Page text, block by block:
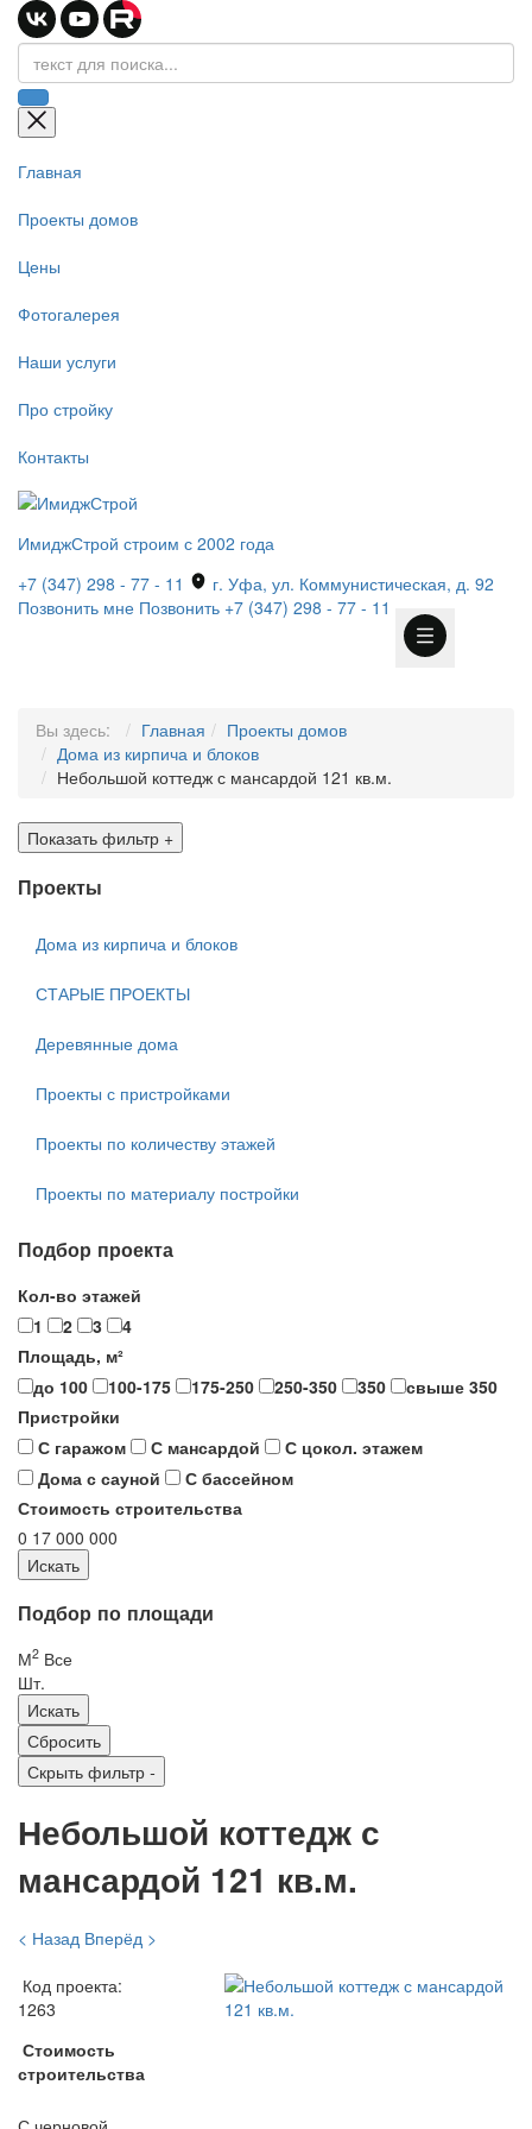
Главная
Проекты домов
Цены
Фотогалерея
Наши услуги
Про стройку
Контакты
ИмиджСтрой строим с 2002 года
+7 (347) 298 - 77 - 11
г. Уфа, ул. Коммунистическая, д. 92
Позвонить мне Позвонить +7 (347) 298 - 77 - 11
Вы здесь: Главная
Проекты домов
Дома из кирпича и блоков
Небольшой коттедж с мансардой 121 кв.м.
Показать фильтр +
Проекты
Дома из кирпича и блоков
СТАРЫЕ ПРОЕКТЫ
Деревянные дома
Проекты с пристройками
Проекты по количеству этажей
Проекты по материалу постройки
Подбор проекта
Кол-во этажей
1
2 3
4
Площадь, м²
до 100
100-175 175-250 250-350 350
свыше 350
Пристройки
С гаражом
С мансардой
С цокол. этажем
Дома с сауной
С бассейном
Стоимость строительства
0 17 000 000
Подбор по площади
М2 Все
Шт.
Скрыть фильтр -
Небольшой коттедж с
мансардой 121 кв.м.
< Назад Вперёд >
Код проекта:
1263
Стоимость
строительства